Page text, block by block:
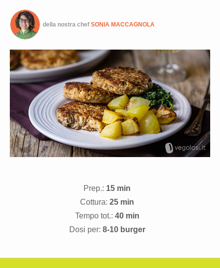
della nostra chef SONIA MACCAGNOLA
Prep.: 15 min
Cottura: 25 min
Tempo tot.: 40 min
Dosi per: 8-10 burger